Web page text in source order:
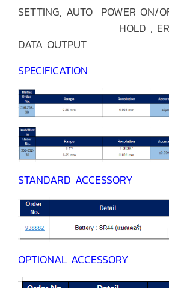
SETTING, AUTO POWER ON/
HOLD , ERROR
DATA OUTPUT
SPECIFICATION
STANDARD ACCESSORY
OPTIONAL ACCESSORY